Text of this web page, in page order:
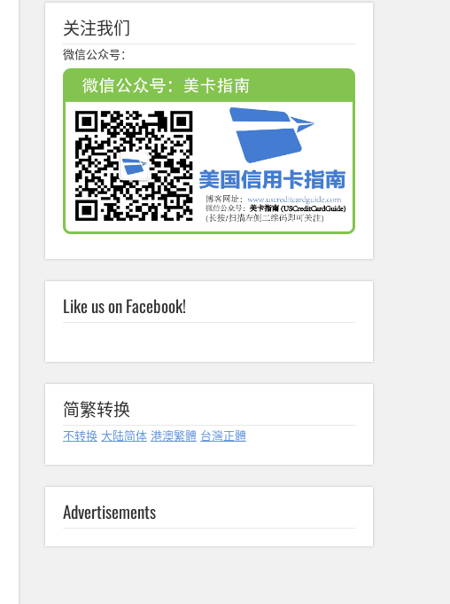
关注我们
微信公众号：
Like us on Facebook!
简繁转换
不转换 大陆简体 港澳繁體 台灣正體
Advertisements